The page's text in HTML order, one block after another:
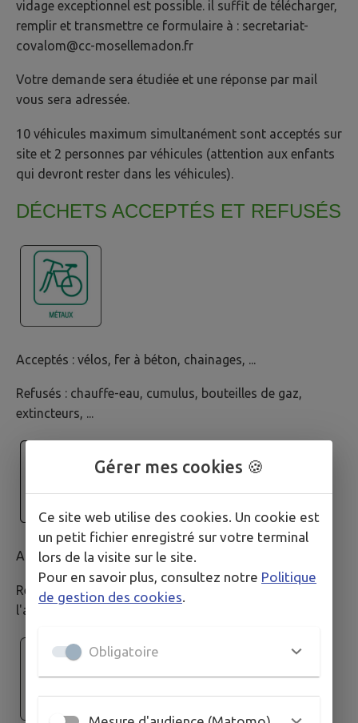
vidage exceptionnel est possible. il suffit de télécharger,
remplir et transmettre ce formulaire à : secretariat-
covalom@cc-mosellemadon.fr
Votre demande sera étudiée et une réponse par mail
vous sera adressée.
10 véhicules maximum simultanément sont acceptés sur
site et 2 personnes par véhicules (attention aux enfants
qui devront rester dans les véhicules).
DÉCHETS ACCEPTÉS ET REFUSÉS
Acceptés : vélos, fer à béton, chainages, ...
Refusés : chauffe-eau, cumulus, bouteilles de gaz,
extincteurs, ...
Acceptés : béton, cailloux, terre, tuiles, faïence, ...
Refusés : plâtre, placoplâtre, matériaux contenant de
l'amiante, ...
Gérer mes cookies 🍪
Ce site web utilise des cookies. Un cookie est
un petit fichier enregistré sur votre terminal
lors de la visite sur le site.
Pour en savoir plus, consultez notre Politique
de gestion des cookies
Obligatoire